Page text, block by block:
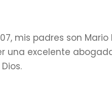
mis padres son
una excelente